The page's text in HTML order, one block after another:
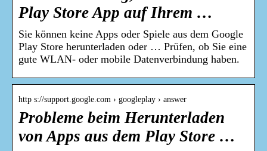
Play Store App auf Ihrem …
Sie können keine Apps oder Spiele aus dem Google
Play Store herunterladen oder … Prüfen, ob Sie eine
gute WLAN- oder mobile Datenverbindung haben.
http s://support.google.com › googleplay › answer
Probleme beim Herunterladen
von Apps aus dem Play Store …